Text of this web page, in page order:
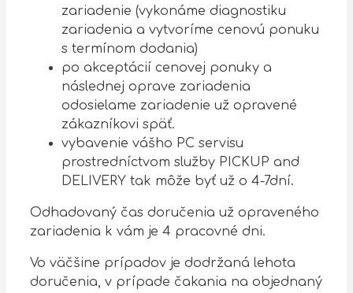
zariadenie (vykonáme diagnostiku
zariadenia a vytvoríme cenovú ponuku
s termínom dodania)
po akceptácií cenovej ponuky a
následnej oprave zariadenia
odosielame zariadenie už opravené
zákazníkovi späť.
vybavenie vášho PC servisu
prostredníctvom služby PICKUP and
DELIVERY tak môže byť už o 4-7dní.
Odhadovaný čas doručenia už opraveného
zariadenia k vám je 4 pracovné dni.
Vo väčšine prípadov je dodržaná lehota
doručenia, v prípade čakania na objednaný